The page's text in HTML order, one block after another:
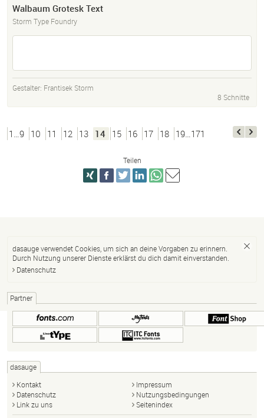
Walbaum Grotesk Text
Storm Type Foundry
Gestalter: Frantisek Storm
8 Schnitte
1…9 10 11 12 13 14 15 16 17 18 19…171
Teilen
dasauge verwendet Cookies, um sich an deine Vorgaben zu erinnern.
Durch Nutzung unserer Dienste erklärst du dich damit einverstanden.
Datenschutz
Partner
dasauge
Kontakt
Impressum
Datenschutz
Nutzungsbedingungen
Link zu uns
Seitenindex